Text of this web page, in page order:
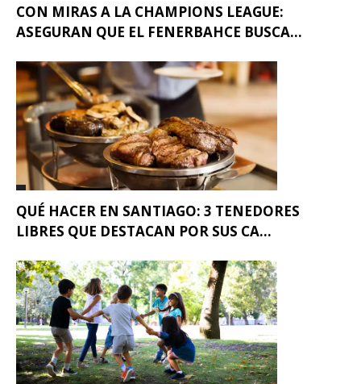
CON MIRAS A LA CHAMPIONS LEAGUE:
ASEGURAN QUE EL FENERBAHCE BUSCA...
QUÉ HACER EN SANTIAGO: 3 TENEDORES
LIBRES QUE DESTACAN POR SUS CA...